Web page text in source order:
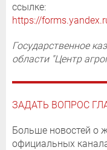
ссылке:
https://
Государственное
области "Центр
ЗАДАТЬ ВОПРОС
Больше новостей о
официальных